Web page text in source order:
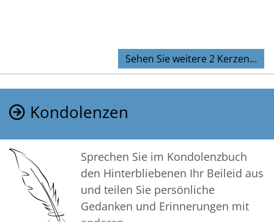
Sehen Sie weitere 2 Kerzen…
Kondolenzen
Sprechen Sie im Kondolenzbuch
den Hinterbliebenen Ihr Beileid aus
und teilen Sie persönliche
Gedanken und Erinnerungen mit